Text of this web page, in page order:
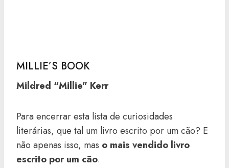
MILLIE’S BOOK
Mildred “Millie” Kerr
Para encerrar esta lista de curiosidades
literárias, que tal um livro escrito por um cão? E
não apenas isso, mas o mais vendido livro
escrito por um cão.